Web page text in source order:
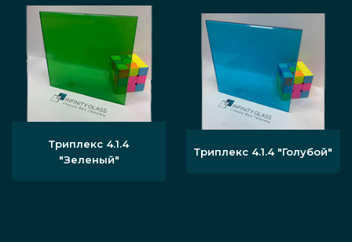
Триплекс 4.1.4
"Зеленый"
Триплекс 4.1.4 "Голубой"